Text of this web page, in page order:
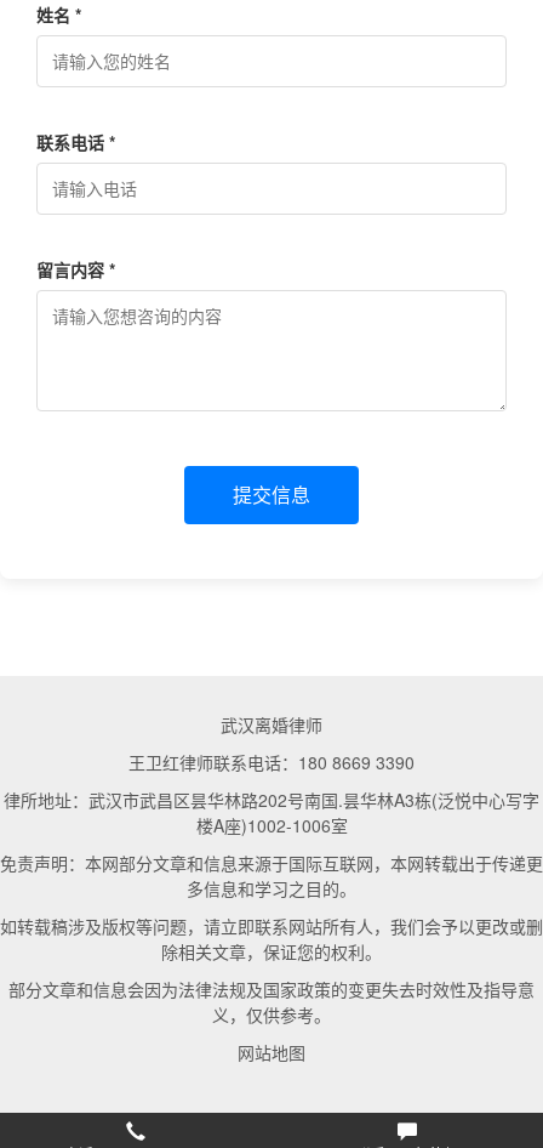
姓名 *
联系电话 *
留言内容 *
提交信息
武汉离婚律师
王卫红律师联系电话：180 8669 3390
律所地址：武汉市武昌区昙华林路202号南国.昙华林A3栋(泛悦中心写字
楼A座)1002-1006室
免责声明：本网部分文章和信息来源于国际互联网，本网转载出于传递更
多信息和学习之目的。
如转载稿涉及版权等问题，请立即联系网站所有人，我们会予以更改或删
除相关文章，保证您的权利。
部分文章和信息会因为法律法规及国家政策的变更失去时效性及指导意
义，仅供参考。
网站地图